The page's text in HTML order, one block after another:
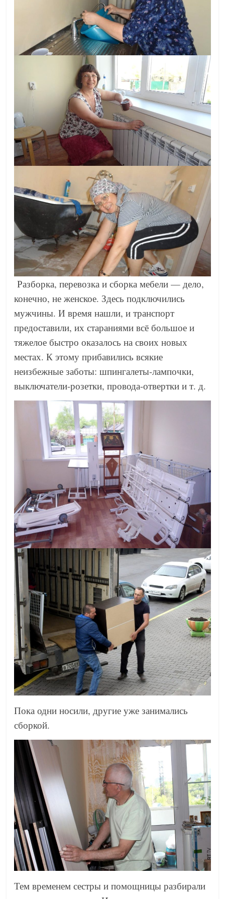
Разборка, перевозка и сборка мебели — дело,
конечно, не женское. Здесь подключились
мужчины. И время нашли, и транспорт
предоставили, их стараниями всё большое и
тяжелое быстро оказалось на своих новых
местах. К этому прибавились всякие
неизбежные заботы: шпингалеты-лампочки,
выключатели-розетки, провода-отвертки и т. д.
Пока одни носили, другие уже занимались
сборкой.
Тем временем сестры и помощницы разбирали